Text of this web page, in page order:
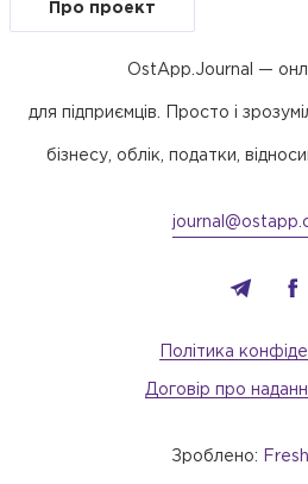
Про проект
OstApp.Journal —
для підприємців. Просто і
бізнесу, облік, податки,
Зроблено:
Політика
Договір про